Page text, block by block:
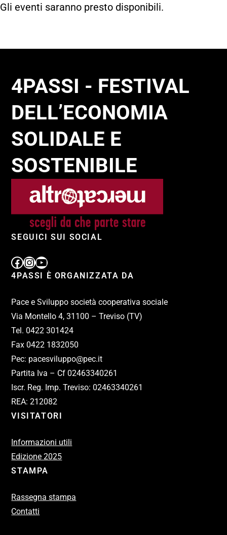
Gli eventi saranno presto disponibili.
4PASSI - FESTIVAL
DELL’ECONOMIA
SOLIDALE E
SOSTENIBILE
SEGUICI SUI SOCIAL
4PASSI È ORGANIZZATA DA
Pace e Sviluppo società cooperativa sociale
Via Montello 4, 31100 – Treviso (TV)
Tel. 0422 301424
Fax 0422 1832050
Pec: pacesviluppo@pec.it
Partita Iva – Cf 02463340261
Iscr. Reg. Imp. Treviso: 02463340261
REA: 212082
VISITATORI
Informazioni utili
Edizione 2025
STAMPA
Rassegna stampa
Contatti